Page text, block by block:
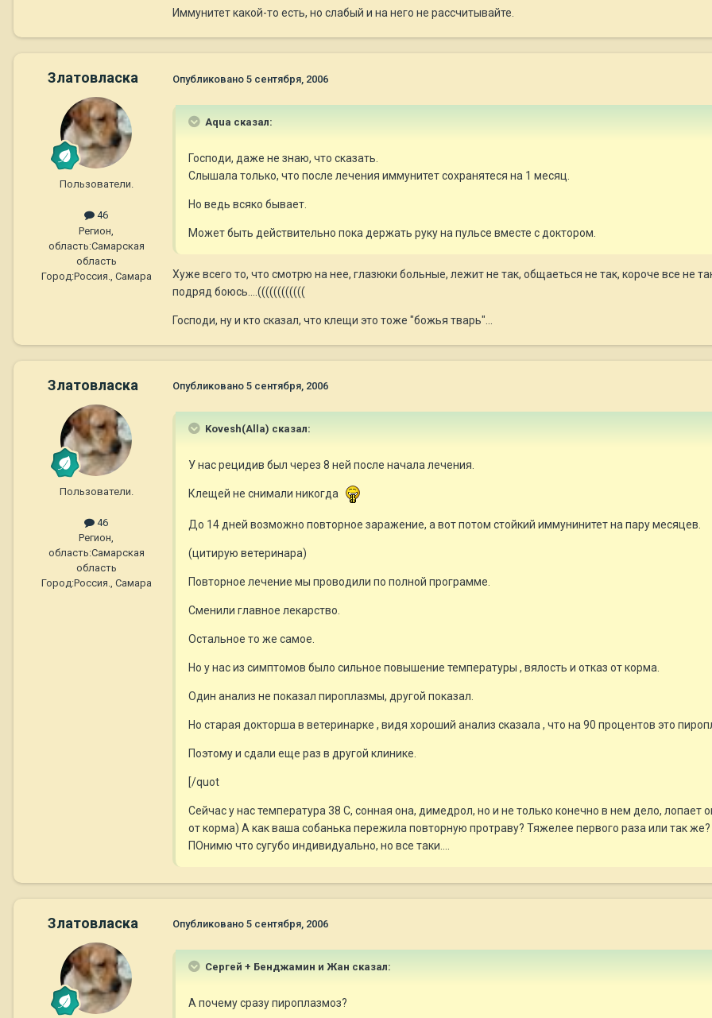
Иммунитет какой-то есть, но слабый и на него не рассчитывайте.
Златовласка
Пользователи.
46
Регион,
область:Самарская
область
Город:Россия., Самара
Опубликовано 5 сентября, 2006
Aqua сказал:
Господи, даже не знаю, что сказать.
Слышала только, что после лечения иммунитет сохранятеся на 1 месяц.
Но ведь всяко бывает.
Может быть действительно пока держать руку на пульсе вместе с доктором.
Хуже всего то, что смотрю на нее, глазюки больные, лежит не так, общаеться не так, короче все не
подряд боюсь....((((((((((((
Господи, ну и кто сказал, что клещи это тоже "божья тварь"...
Златовласка
Пользователи.
46
Регион,
область:Самарская
область
Город:Россия., Самара
Опубликовано 5 сентября, 2006
Kovesh(Alla) сказал:
У нас рецидив был через 8 ней после начала лечения.
Клещей не снимали никогда
До 14 дней возможно повторное заражение, а вот потом стойкий иммунинитет на пару месяцев.
(цитирую ветеринара)
Повторное лечение мы проводили по полной программе.
Сменили главное лекарство.
Остальное то же самое.
Но у нас из симптомов было сильное повышение температуры , вялость и отказ от корма.
Один анализ не показал пироплазмы, другой показал.
Но старая докторша в ветеринарке , видя хороший анализ сказала , что на 90 процентов это
Поэтому и сдали еще раз в другой клинике.
[/quot
Сейчас у нас температура 38 С, сонная она, димедрол, но и не только конечно в нем дело,
от корма) А как ваша собанька пережила повторную протраву? Тяжелее первого раза или так
ПОнимю что сугубо индивидуально, но все таки....
Златовласка Опубликовано 5 сентября, 2006
Сергей + Бенджамин и Жан сказал:
А почему сразу пироплазмоз?